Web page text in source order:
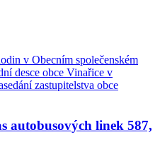
v Obecním společenském
desce obce Vinařice v
zastupitelstva obce
autobusových linek 587,